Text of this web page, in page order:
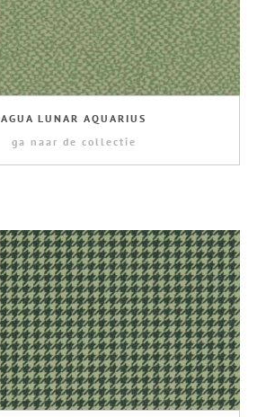
AGUA LUNAR AQUARIUS
ga naar de collectie